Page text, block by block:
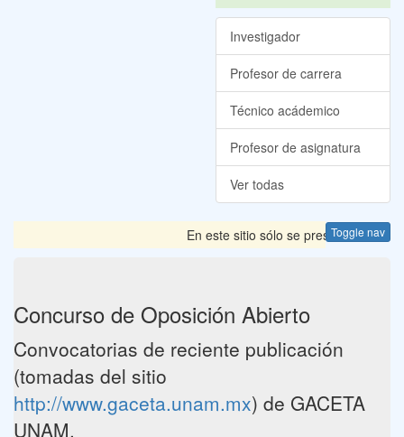
Investigador
Profesor de carrera
Técnico acádemico
Profesor de asignatura
Ver todas
Toggle nav
En este sitio sólo se presentan las
Concurso de Oposición Abierto
Convocatorias de reciente publicación
(tomadas del sitio
http://www.gaceta.unam.mx) de GACETA
UNAM.